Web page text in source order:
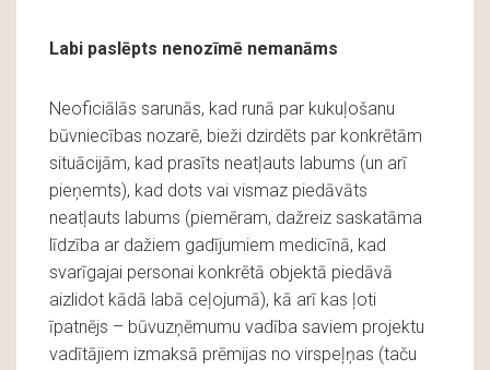
Labi paslēpts nenozīmē nemanāms
Neoficiālās sarunās, kad runā par kukuļošanu
būvniecības nozarē, bieži dzirdēts par konkrētām
situācijām, kad prasīts neatļauts labums (un arī
pieņemts), kad dots vai vismaz piedāvāts
neatļauts labums (piemēram, dažreiz saskatāma
līdzība ar dažiem gadījumiem medicīnā, kad
svarīgajai personai konkrētā objektā piedāvā
aizlidot kādā labā ceļojumā), kā arī kas ļoti
īpatnējs – būvuzņēmumu vadība saviem projektu
vadītājiem izmaksā prēmijas no virspeļņas (taču